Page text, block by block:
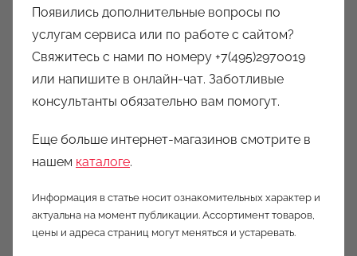
Появились дополнительные вопросы по
услугам сервиса или по работе с сайтом?
Свяжитесь с нами по номеру +7(495)2970019
или напишите в онлайн-чат. Заботливые
консультанты обязательно вам помогут.
Еще больше интернет-магазинов смотрите в
нашем каталоге.
Информация в статье носит ознакомительных характер и
актуальна на момент публикации. Ассортимент товаров,
цены и адреса страниц могут меняться и устаревать.